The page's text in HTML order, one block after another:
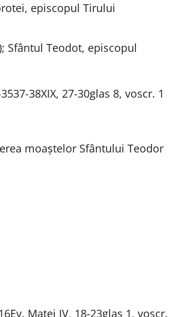
episcopul Tirului
Sfântul Teodot, episcopul
38XIX, 27-30glas 8, voscr. 1
moaștelor Sfântului Teodor
Matei IV, 18-23glas 1, voscr.